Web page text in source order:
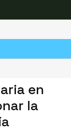
Caribbean -
SALTO WECOSYSTEM ANUNCIA UNA INVERSIÓN MINORITARIA EN NORMO PARA REVOLUCIONAR LA ENTREGA DE PAQUETERÍA
en
la